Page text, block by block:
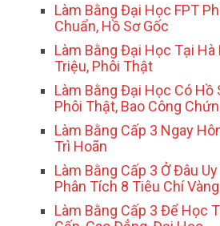
Làm Bằng Đại Học FPT
Chuẩn, Hồ Sơ Gốc
Làm Bằng Đại Học Tại Hà
Triệu, Phôi Thật
Làm Bằng Đại Học Có Hồ
Phôi Thật, Bao Công
Làm Bằng Cấp 3 Ngay
Trì Hoãn
Làm Bằng Cấp 3 Ở Đâu
Phân Tích 8 Tiêu Chí Vàng
Làm Bằng Cấp 3 Để Học